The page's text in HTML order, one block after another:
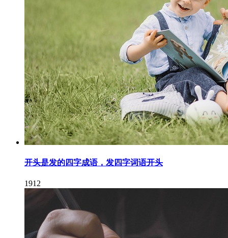
开头是发的四字成语，发四字词语开头
1912